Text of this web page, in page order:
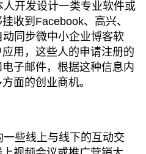
开发设计一类专业软件或
收到Facebook、高兴、
同步微中小企业博客软
用，这些人的申请注册的
子邮件，根据这种信息内
面的创业商机。
些线上与线下的互动交